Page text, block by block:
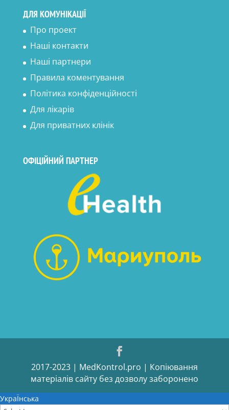
ДЛЯ КОМУНІКАЦІЇ
Про проект
Наші контакти
Наші партнери
Правила коментування
Політика конфіденційності
Для лікарів
Для приватних клінік
ОФІЦІЙНИЙ ПАРТНЕР
2017-2023 | MedKontrol.pro | Копіювання
матеріалів сайту без дозволу заборонено
УкраЇнська